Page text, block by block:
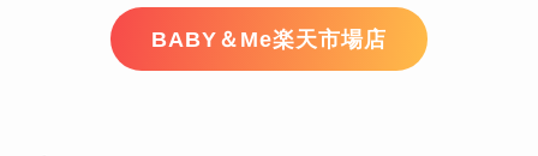
BABY＆Me楽天市場店